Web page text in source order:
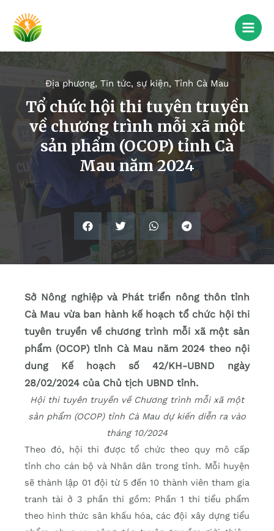
Địa phương, Tin tức, sự kiện, Tỉnh Cà Mau
Tổ chức hội thi tuyên truyền
về chương trình mỗi xã một
sản phẩm (OCOP) tỉnh Cà
Mau năm 2024
Sở Nông nghiệp và Phát triển nông thôn tỉnh
Cà Mau vừa ban hành kế hoạch tổ chức hội thi
tuyên truyền về chương trình mỗi xã một sản
phẩm (OCOP) tỉnh Cà Mau năm 2024 theo nội
dung Kế hoạch số 42/KH-UBND ngày
28/02/2024 của Chủ tịch UBND tỉnh.
Hội thi tuyên truyền về Chương trình mỗi xã một
sản phẩm (OCOP) tỉnh Cà Mau dự kiến diễn ra vào
tháng 10/2024
Theo đó, hội thi được tổ chức theo quy mô cấp
tỉnh cho cán bộ và Nhân dân trong tỉnh. Mỗi huyện
sẽ thành lập 01 đội từ 5 đến 10 thành viên tham gia
tranh tài ở 3 phần thi gồm: Phần 1 thi tiểu phẩm
theo hình thức sân khấu hóa, các đội xây dựng tiểu